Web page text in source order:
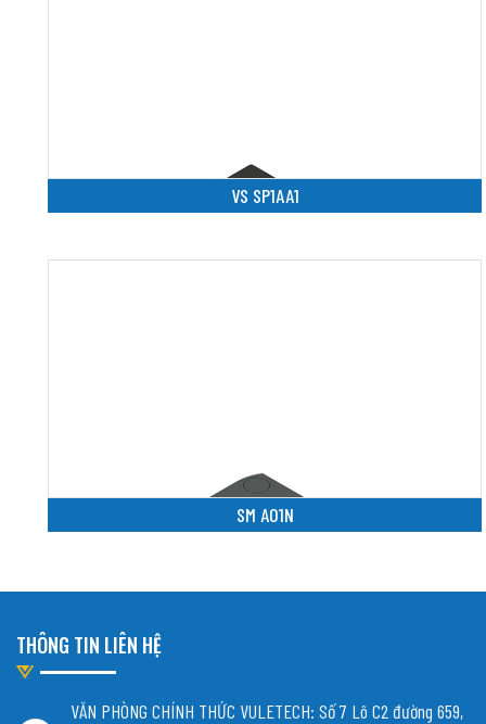
VS SP1AA1
SM A01N
THÔNG TIN LIÊN HỆ
VĂN PHÒNG CHÍNH THỨC VULETECH: Số 7 Lô C2 đường 659,